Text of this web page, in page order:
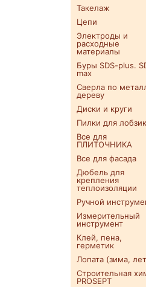
Такелаж
Цепи
Электроды и
расходные
материалы
Буры SDS-plus.
max
Сверла по
дереву
Диски и круги
Пилки для
Все для
ПЛИТОЧНИКА
Все для фасада
Дюбель для
крепления
теплоизоляции
Ручной
Измерительный
инструмент
Клей, пена,
герметик
Лопата (зима,
Строительная
PROSEPT